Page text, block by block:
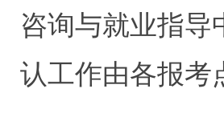
咨询与就业指导
认工作由各报考